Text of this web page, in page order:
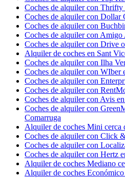
Coches de alquiler con
Coches de alquiler con Dollar
Coches de alquiler con
Coches de alquiler con Amigo
Coches de alquiler con Drive
Alquiler de coches en Sant
Coches de alquiler con Ilha
Coches de alquiler con WIber
Coches de alquiler con
Coches de alquiler con
Coches de alquiler con Avis
Coches de alquiler con
Comarruga
Alquiler de coches Mini cerca
Coches de alquiler con Click
Coches de alquiler con
Coches de alquiler con Hertz
Alquiler de coches Mediano
Alquiler de coches